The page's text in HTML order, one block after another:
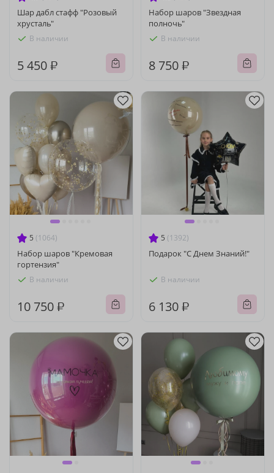
Шар дабл стафф "Розовый
хрусталь"
В наличии
5 450 ₽
Набор шаров "Звездная
полночь"
В наличии
8 750 ₽
5 (1064)
Набор шаров "Кремовая
гортензия"
В наличии
10 750 ₽
5 (1392)
Подарок "С Днем Знаний!"
В наличии
6 130 ₽